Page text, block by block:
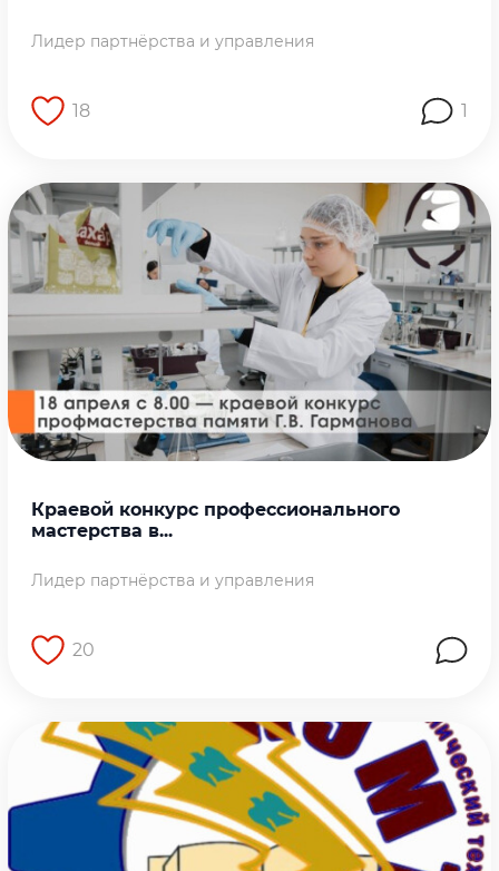
Лидер партнёрства и управления
18 1
Краевой конкурс профессионального
мастерства в...
Лидер партнёрства и управления
20